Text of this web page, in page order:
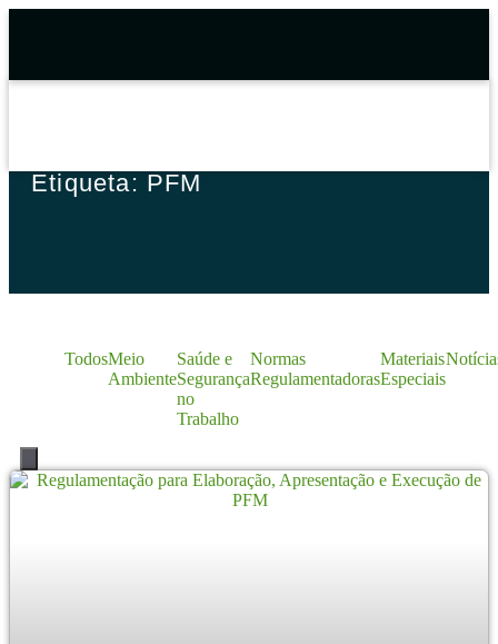
Etiqueta: PFM
TodosMeio
Ambiente
Saúde e
Segurança
no
Trabalho
Normas
Regulamentadoras
Materiais
Especiais